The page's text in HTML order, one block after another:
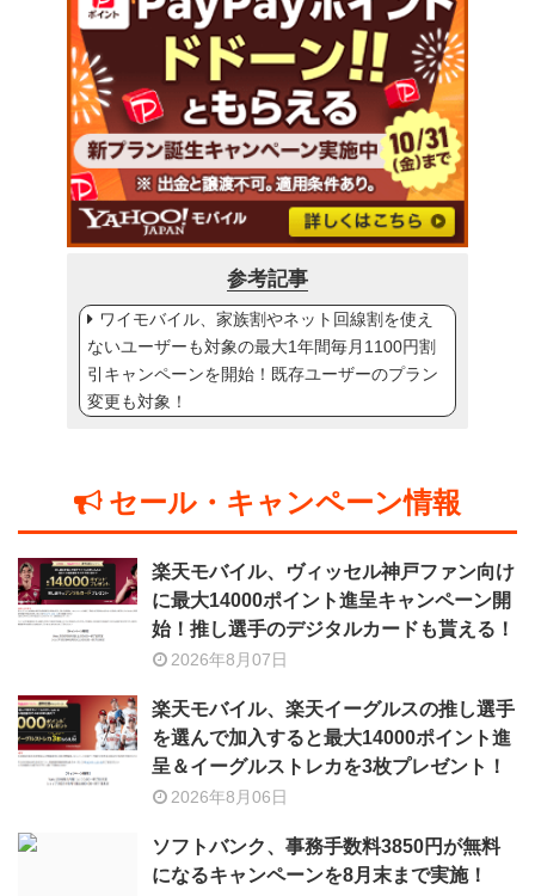
参考記事
ワイモバイル、家族割やネット回線割を使え
ないユーザーも対象の最大1年間毎月1100円割
引キャンペーンを開始！既存ユーザーのプラン
変更も対象！
セール・キャンペーン情報
楽天モバイル、ヴィッセル神戸ファン向け
に最大14000ポイント進呈キャンペーン開
始！推し選手のデジタルカードも貰える！
2026年8月07日
楽天モバイル、楽天イーグルスの推し選手
を選んで加入すると最大14000ポイント進
呈＆イーグルストレカを3枚プレゼント！
2026年8月06日
ソフトバンク、事務手数料3850円が無料
になるキャンペーンを8月末まで実施！